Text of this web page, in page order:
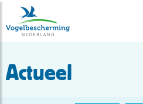
Actueel